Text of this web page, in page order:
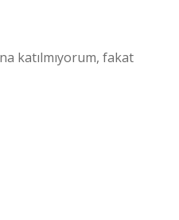
katılmıyorum, fakat